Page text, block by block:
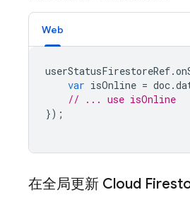
Web
userStatusFirestoreRef.
var isOnline = doc.
// ... use isOnline
});
在全局更新 Cloud